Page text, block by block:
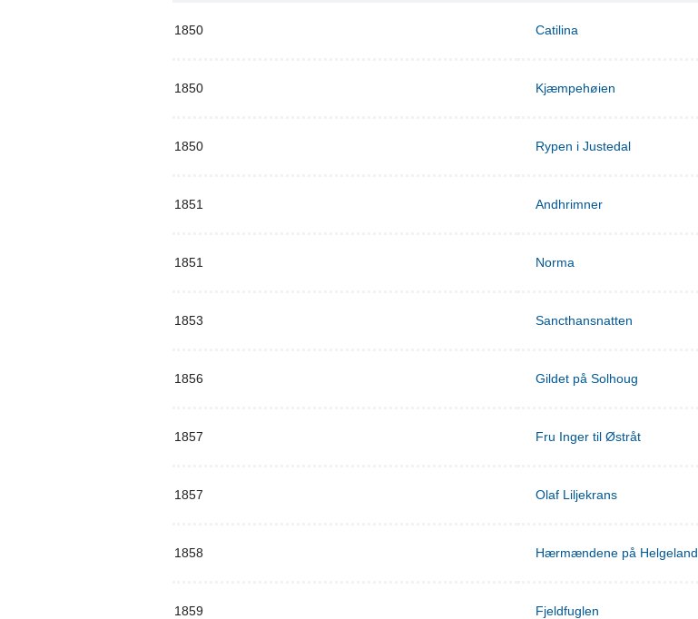
1850 Catilina
1850 Kjæmpehøien
1850 Rypen i Justedal
1851 Andhrimner
1851 Norma
1853 Sancthansnatten
1856 Gildet på Solhoug
1857 Fru Inger til Østråt
1857 Olaf Liljekrans
1858 Hærmændene på Helgeland
1859 Fjeldfuglen